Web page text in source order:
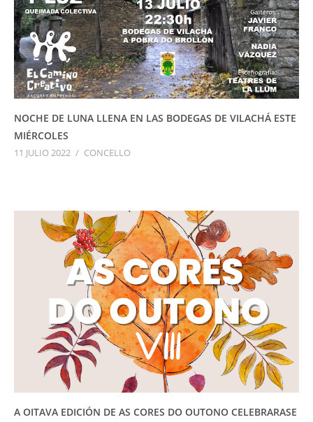
NOCHE DE LUNA LLENA EN LAS BODEGAS DE VILACHÁ ESTE
MIÉRCOLES
11 JULIO 2022 / CONCELLO
A OITAVA EDICIÓN DE AS CORES DO OUTONO CELEBRARASE